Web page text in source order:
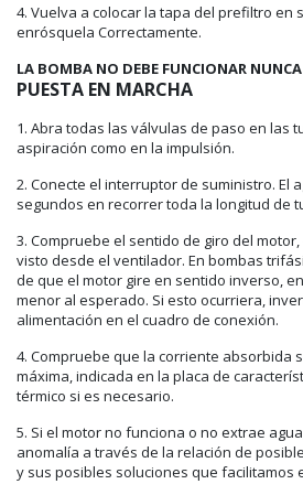
4. Vuelva a colocar la tapa del prefiltro en
enrósquela Correctamente.
LA BOMBA NO DEBE FUNCIONAR NUNCA
PUESTA EN MARCHA
1. Abra todas las válvulas de paso en las
aspiración como en la impulsión.
2. Conecte el interruptor de suministro. El
segundos en recorrer toda la longitud de
3. Compruebe el sentido de giro del
visto desde el ventilador. En bombas
de que el motor gire en sentido inverso,
menor al esperado. Si esto ocurriera,
alimentación en el cuadro de conexión.
4. Compruebe que la corriente absorbida
máxima, indicada en la placa de
térmico si es necesario.
5. Si el motor no funciona o no extrae
anomalía a través de la relación de
y sus posibles soluciones que facilitamos